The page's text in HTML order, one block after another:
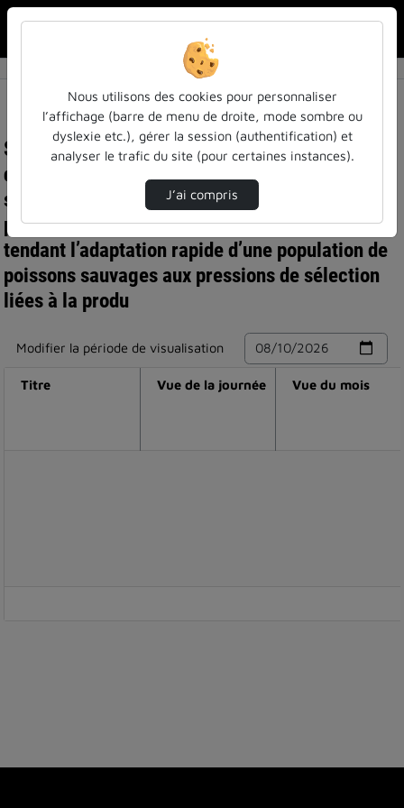
Statistiques de visualisation de la vidéo Conseil
de pôle a2f, flash talk, thomas lecoq (l2a) et
sylvain darnet (iam) -"caractérisation des
processus génomiques et épigénétiques sous-
tendant l’adaptation rapide d’une population de
poissons sauvages aux pressions de sélection
liées à la produ
Modifier la période de visualisation
Titre Vue de la journée Vue du mois
Nous utilisons des cookies pour personnaliser
l’affichage (barre de menu de droite, mode sombre ou
dyslexie etc.), gérer la session (authentification) et
analyser le trafic du site (pour certaines instances).
J’ai compris